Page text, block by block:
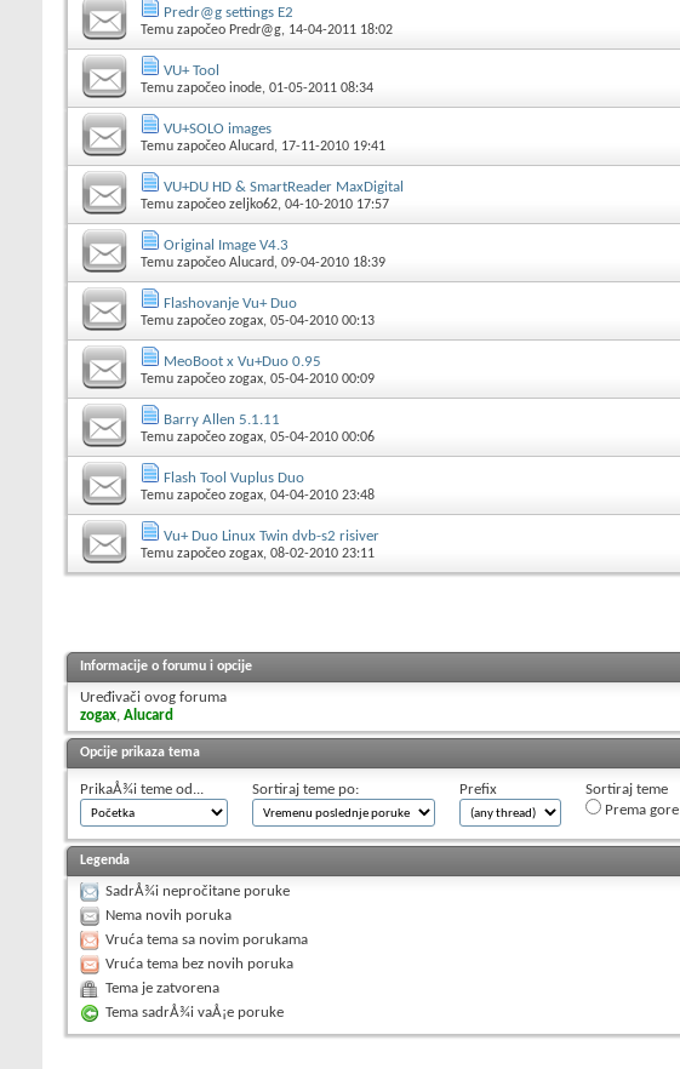
Predr@g settings E2
Temu započeo Predr@g, 14-04-2011 18:02
VU+ Tool
Temu započeo inode, 01-05-2011 08:34
VU+SOLO images
Temu započeo Alucard, 17-11-2010 19:41
VU+DU HD & SmartReader MaxDigital
Temu započeo zeljko62, 04-10-2010 17:57
Original Image V4.3
Temu započeo Alucard, 09-04-2010 18:39
Flashovanje Vu+ Duo
Temu započeo zogax, 05-04-2010 00:13
MeoBoot x Vu+Duo 0.95
Temu započeo zogax, 05-04-2010 00:09
Barry Allen 5.1.11
Temu započeo zogax, 05-04-2010 00:06
Flash Tool Vuplus Duo
Temu započeo zogax, 04-04-2010 23:48
Vu+ Duo Linux Twin dvb-s2 risiver
Temu započeo zogax, 08-02-2010 23:11
Informacije o forumu i opcije
Uređivači ovog foruma
zogax, Alucard
Opcije prikaza tema
PrikaÅ¾i teme od... Sortiraj teme po: Prefix
Sortiraj teme
Prema gore
Legenda
SadrÅ¾i nepročitane poruke
Nema novih poruka
Vruća tema sa novim porukama
Vruća tema bez novih poruka
Tema je zatvorena
Tema sadrÅ¾i vaÅ¡e poruke